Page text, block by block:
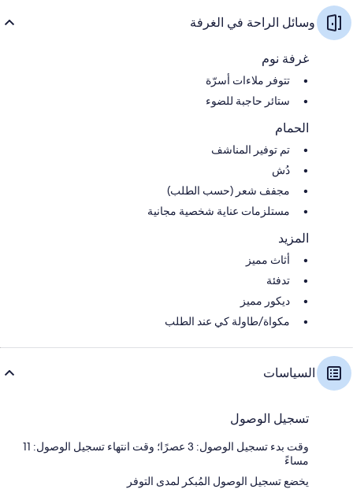
وسائل الراحة في الغرفة
غرفة نوم
تتوفر ملاءات أسرّة
ستائر حاجبة للضوء
الحمام
تم توفير المناشف
دُش
مجفف شعر (حسب الطلب)
مستلزمات عناية شخصية مجانية
المزيد
أثاث مميز
تدفئة
ديكور مميز
مكواة/طاولة كي عند الطلب
السياسات
تسجيل الوصول
وقت بدء تسجيل الوصول: 3 عصرًا؛ وقت انتهاء تسجيل الوصول: 11
مساءً
يخضع تسجيل الوصول المُبكر لمدى التوفر